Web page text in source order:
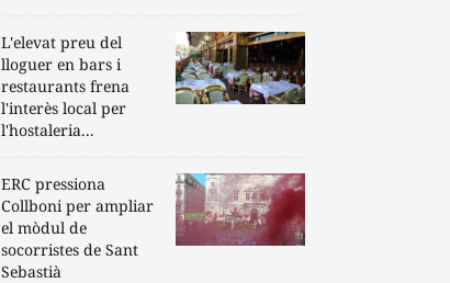
L'elevat preu del
lloguer en bars i
restaurants frena
l'interès local per
l'hostaleria...
ERC pressiona
Collboni per ampliar
el mòdul de
socorristes de Sant
Sebastià